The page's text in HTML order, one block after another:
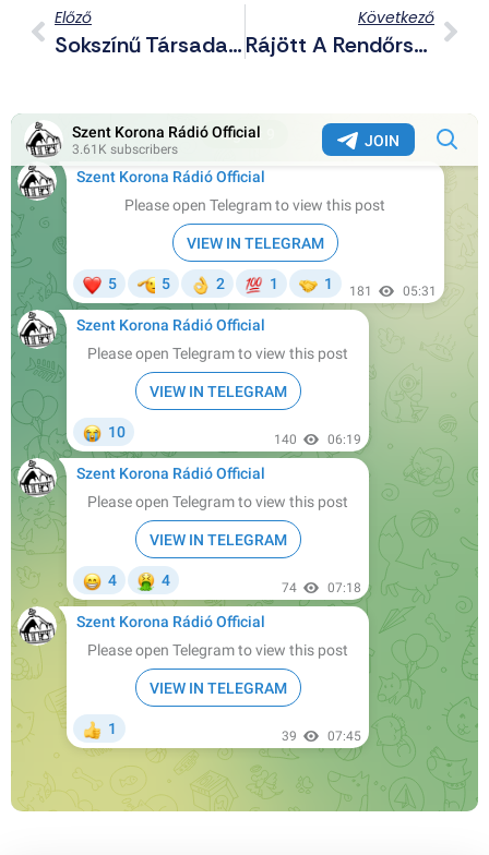
Előző
Sokszínű Társadalom: Lázadozó Migránsok Franciaországban, Szatír Néger Olaszországban
Következő
Rájött A Rendőrség, Hogy Jogtalanul Foglaltak Le Zászlókat A Tavaly Májusi Kegyeleti Megemlékezésen